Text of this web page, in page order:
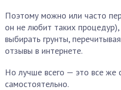
Поэтому можно или часто
он не любит таких процедур),
выбирать грунты,
отзывы в интернете.
Но лучше всего — это все же
самостоятельно.